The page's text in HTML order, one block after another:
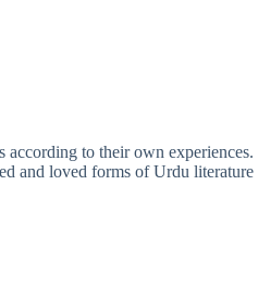
according to their own experiences.
and loved forms of Urdu literature